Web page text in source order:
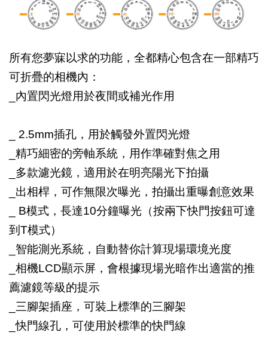
所有您夢寐以求的功能，全都精心包含在一部精巧
可折疊的相機內：
內置閃光燈用於夜間或補光作用
_ 2.5mm插孔，用於觸發外置閃光燈
精巧細密的旁軸系統，用作準確對焦之用
多款濾光鏡，適用於在明亮陽光下拍攝
出相桿，可作無限次曝光，拍攝出重曝創意效果
_ B模式，長達10分鐘曝光（按兩下快門按鈕可達
到T模式）
智能測光系統，自動替你計算現場環境光度
相機LCD顯示屏，會根據現場光暗作出適當的推
薦濾鏡等級的提示
三腳架插座，可裝上標準的三腳架
_快門線孔，可使用於標準的快門線